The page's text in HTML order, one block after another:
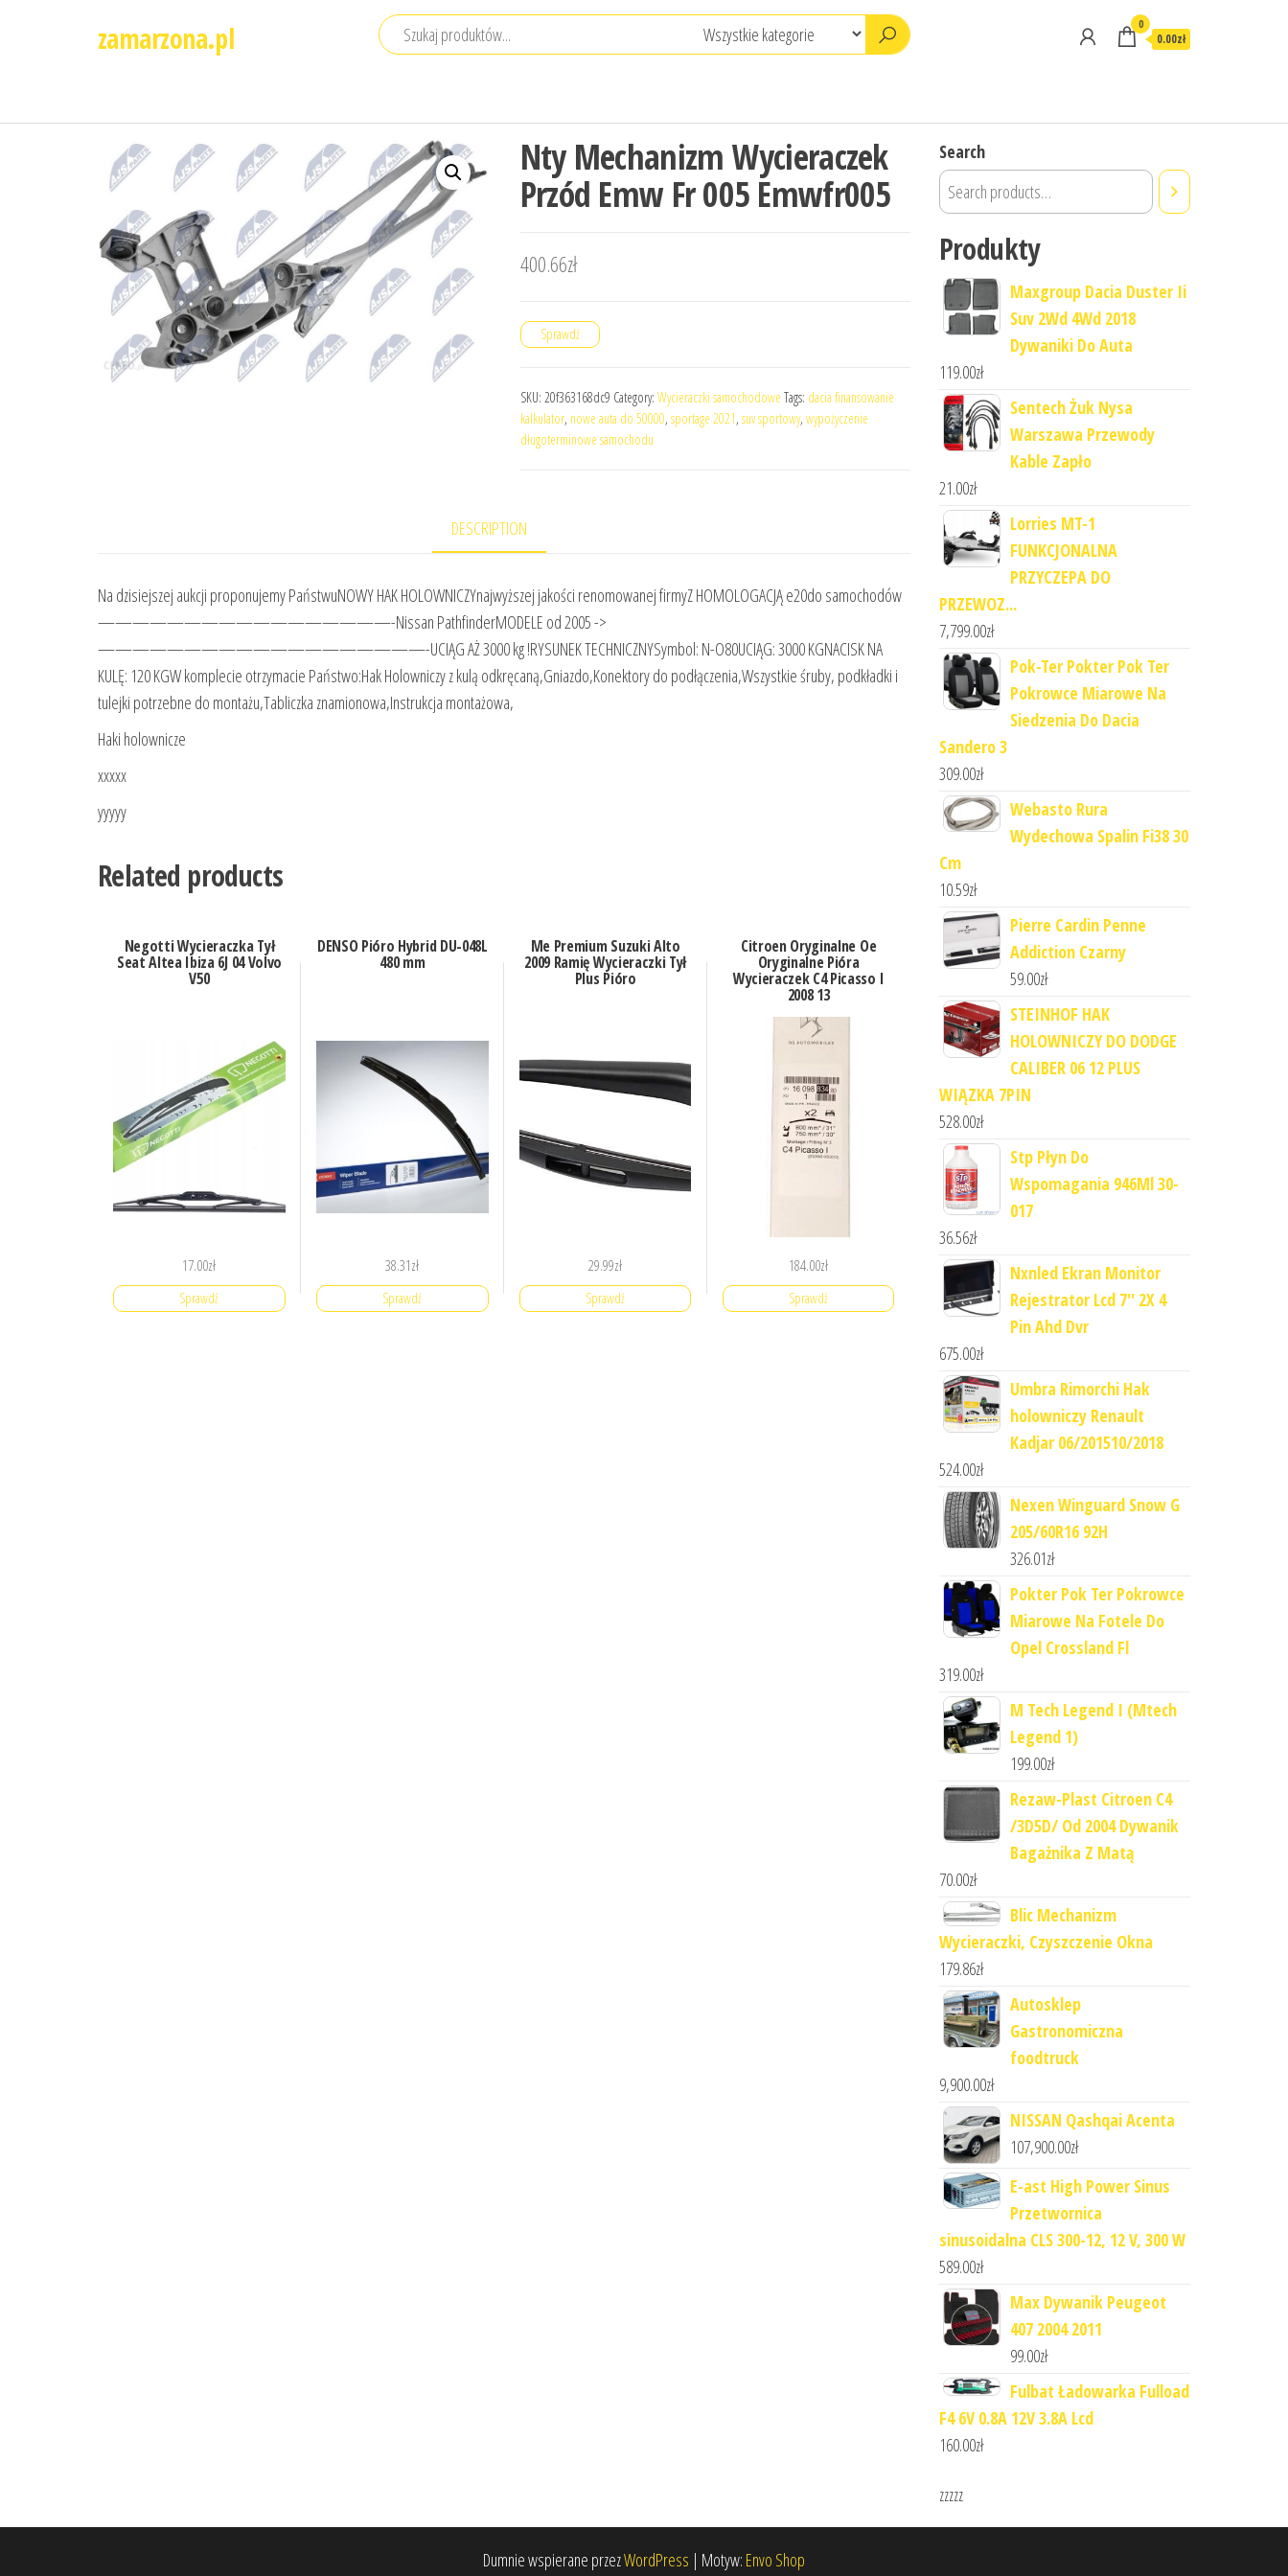
zamarzona.pl 0
0.00zł
Nty Mechanizm Wycieraczek
Przód Emw Fr 005 Emwfr005
400.66zł
Sprawdź
SKU: 20f363168dc9 Category: Wycieraczki samochodowe Tags: dacia finansowanie
kalkulator, nowe auta do 50000, sportage 2021, suv sportowy, wypożyczenie
długoterminowe samochodu
DESCRIPTION
Na dzisiejszej aukcji proponujemy PaństwuNOWY HAK HOLOWNICZYnajwyższej jakości renomowanej firmyZ HOMOLOGACJĄ e20do samochodów
—————————————————-Nissan PathfinderMODELE od 2005 ->
———————————————————-UCIĄG AŻ 3000 kg !RYSUNEK TECHNICZNYSymbol: N-O80UCIĄG: 3000 KGNACISK NA
KULĘ: 120 KGW komplecie otrzymacie Państwo:Hak Holowniczy z kulą odkręcaną,Gniazdo,Konektory do podłączenia,Wszystkie śruby, podkładki i
tulejki potrzebne do montażu,Tabliczka znamionowa,Instrukcja montażowa,
Haki holownicze
xxxxx
yyyyy
Related products
Negotti Wycieraczka Tył
Seat Altea Ibiza 6J 04 Volvo
V50
17.00zł
Sprawdź
DENSO Pióro Hybrid DU-048L
480 mm
38.31zł
Sprawdź
Me Premium Suzuki Alto
2009 Ramię Wycieraczki Tył
Plus Pióro
29.99zł
Sprawdź
Citroen Oryginalne Oe
Oryginalne Pióra
Wycieraczek C4 Picasso I
2008 13
184.00zł
Sprawdź
Search
Produkty
Maxgroup Dacia Duster Ii
Suv 2Wd 4Wd 2018
Dywaniki Do Auta
119.00zł
Sentech Żuk Nysa
Warszawa Przewody
Kable Zapło
21.00zł
Lorries MT-1
FUNKCJONALNA
PRZYCZEPA DO
PRZEWOZ...
7,799.00zł
Pok-Ter Pokter Pok Ter
Pokrowce Miarowe Na
Siedzenia Do Dacia
Sandero 3
309.00zł
Webasto Rura
Wydechowa Spalin Fi38 30
Cm
10.59zł
Pierre Cardin Penne
Addiction Czarny
59.00zł
STEINHOF HAK
HOLOWNICZY DO DODGE
CALIBER 06 12 PLUS
WIĄZKA 7PIN
528.00zł
Stp Płyn Do
Wspomagania 946Ml 30-
017
36.56zł
Nxnled Ekran Monitor
Rejestrator Lcd 7'' 2X 4
Pin Ahd Dvr
675.00zł
Umbra Rimorchi Hak
holowniczy Renault
Kadjar 06/201510/2018
524.00zł
Nexen Winguard Snow G
205/60R16 92H
326.01zł
Pokter Pok Ter Pokrowce
Miarowe Na Fotele Do
Opel Crossland Fl
319.00zł
M Tech Legend I (Mtech
Legend 1)
199.00zł
Rezaw-Plast Citroen C4
/3D5D/ Od 2004 Dywanik
Bagażnika Z Matą
70.00zł
Blic Mechanizm
Wycieraczki, Czyszczenie Okna
179.86zł
Autosklep
Gastronomiczna
foodtruck
9,900.00zł
NISSAN Qashqai Acenta
107,900.00zł
E-ast High Power Sinus
Przetwornica
sinusoidalna CLS 300-12, 12 V, 300 W
589.00zł
Max Dywanik Peugeot
407 2004 2011
99.00zł
Fulbat Ładowarka Fulload
F4 6V 0.8A 12V 3.8A Lcd
160.00zł
zzzzz
Dumnie wspierane przezWordPress | Motyw: Envo Shop